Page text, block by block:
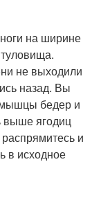
на ширине
не выходили
назад. Вы
мышцы бедер и
выше ягодиц
и
в исходное